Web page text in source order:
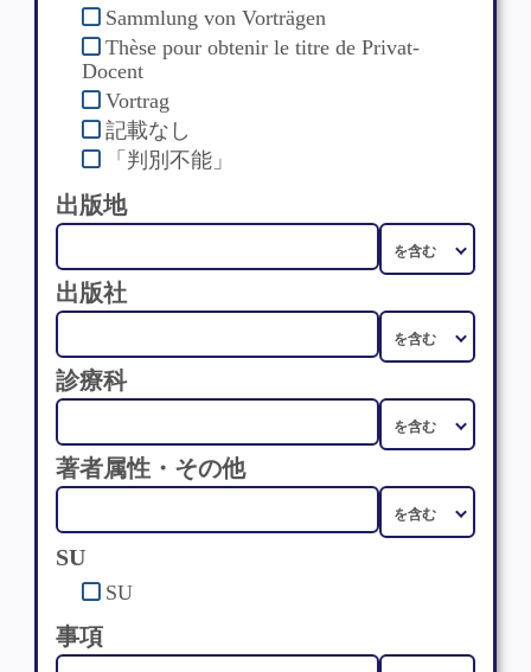
Sammlung von Vorträgen
Thèse pour obtenir le titre de Privat-
Docent
Vortrag
記載なし
「判別不能」
出版地
出版社
診療科
著者属性・その他
SU
SU
事項